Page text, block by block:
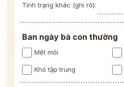
Tình trạng khác (ghi rõ):
Ban ngày bà con thường
Mệt mỏi
Khó tập trung